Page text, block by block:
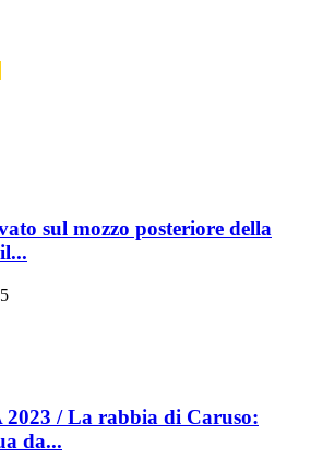
sul mozzo posteriore della
/ La rabbia di Caruso:
da...